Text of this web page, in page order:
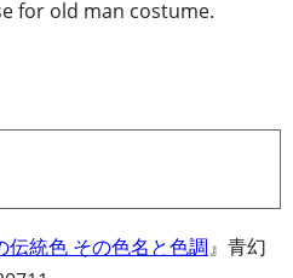
for old man costume.
伝統色 その色名と色調』青幻